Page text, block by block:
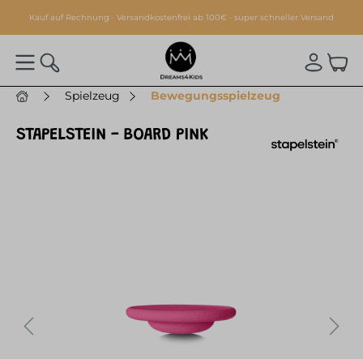
springen
Kauf auf Rechnung · Versandkostenfrei ab 100€ · super schneller Versand
Spielzeug Bewegungsspielzeug
STAPELSTEIN - BOARD PINK